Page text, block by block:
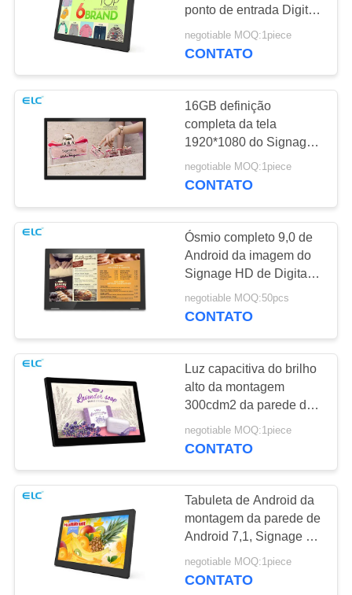
PRIVACIDADE
Tablets com Luz de
Borda
PC tablet médico
35
Sinalização de tela
ponto de entrada Digital
toda em uma língua de
Bluetooth 4.0Multi
negotiable MOQ:1piece
CONTATO
16GB definição
completa da tela
1920*1080 do Signage
HD de Digitas da
tabuleta da ROM
negotiable MOQ:1piece
CONTATO
Ósmio completo 9,0 de
Android da imagem do
Signage HD de Digitas
da recepção de WiFi
Bluetooth
negotiable MOQ:50pcs
CONTATO
Luz capacitiva do brilho
alto da montagem
300cdm2 da parede da
tabuleta do ponto de
entrada do toque ultra
negotiable MOQ:1piece
CONTATO
Tabuleta de Android da
montagem da parede de
Android 7,1, Signage de
Digitas do PC da
tabuleta do tela táctil
negotiable MOQ:1piece
CONTATO